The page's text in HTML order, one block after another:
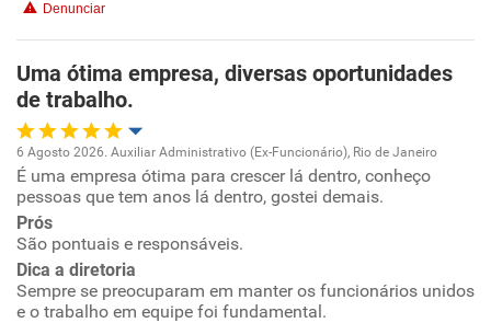
Benefícios
Recomenda esta empresa
Denunciar
Uma ótima empresa, diversas oportunidades
de trabalho.
Oportunidade de promoção
Ambiente de trabalho
Conciliação com a vida familiar
6 Agosto 2026. Auxiliar Administrativo (Ex-Funcionário), Rio de Janeiro
É uma empresa ótima para crescer lá dentro, conheço
pessoas que tem anos lá dentro, gostei demais.
Prós
São pontuais e responsáveis.
Dica a diretoria
Sempre se preocuparam em manter os funcionários unidos
e o trabalho em equipe foi fundamental.